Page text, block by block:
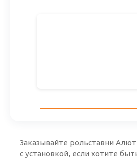
Заказывайте рольставни
с установкой, если хотите